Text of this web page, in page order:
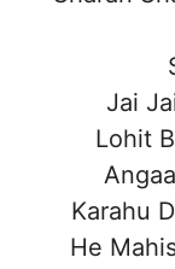
Jai
Lohit
Karahu
He